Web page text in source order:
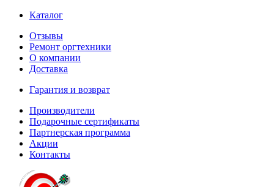
Каталог
Отзывы
Ремонт оргтехники
О компании
Доставка
Гарантия и возврат
Производители
Подарочные сертификаты
Партнерская программа
Акции
Контакты